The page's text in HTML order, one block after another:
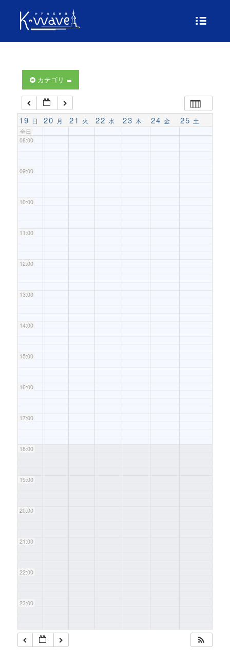
カテゴリ
19 日 20 月 21 火 22 水 23 木 24 金 25 土
全日
04:00
06:00
07:00
08:00
09:00
10:00
11:00
12:00
13:00
14:00
15:00
16:00
17:00
18:00
19:00
20:00
21:00
22:00
23:00